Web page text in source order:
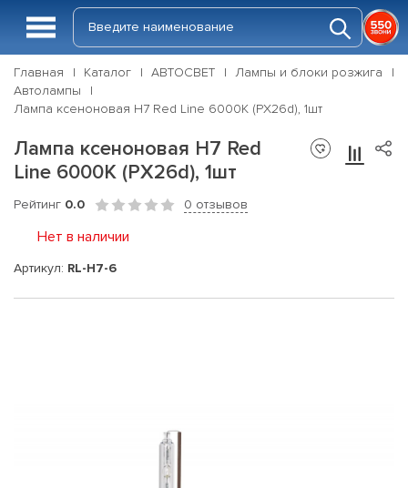
Главная Каталог АВТОСВЕТ
Лампы и блоки розжига
Автолампы
Лампа ксеноновая H7 Red Line 6000K (PX26d), 1шт
Лампа ксеноновая H7 Red
Line 6000K (PX26d), 1шт
Рейтинг 0.0 0 отзывов
Нет в наличии
Артикул: RL-H7-6